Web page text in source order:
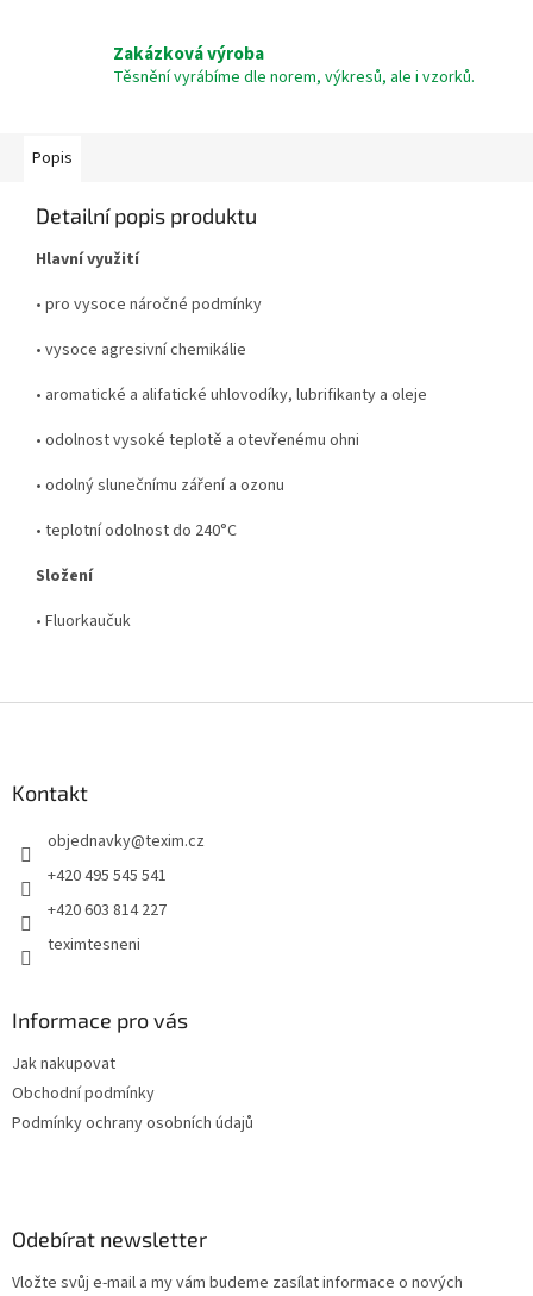
Zakázková výroba
Těsnění vyrábíme dle norem, výkresů, ale i vzorků.
Popis
Detailní popis produktu
Hlavní využití
• pro vysoce náročné podmínky
• vysoce agresivní chemikálie
• aromatické a alifatické uhlovodíky, lubrifikanty a oleje
• odolnost vysoké teplotě a otevřenému ohni
• odolný slunečnímu záření a ozonu
• teplotní odolnost do 240°C
Složení
• Fluorkaučuk
Kontakt
objednavky@texim.cz
+420 495 545 541
+420 603 814 227
teximtesneni
Informace pro vás
Jak nakupovat
Obchodní podmínky
Podmínky ochrany osobních údajů
Odebírat newsletter
Vložte svůj e-mail a my vám budeme zasílat informace o nových